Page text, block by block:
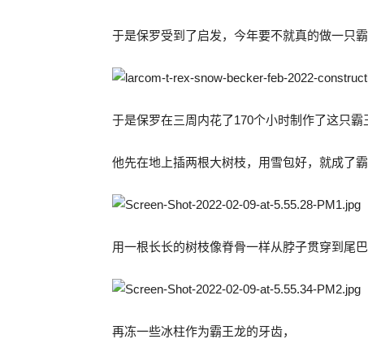
于是保罗受到了启发，今年要不就真的做一只霸
于是保罗在三周内花了170个小时制作了这只霸
他先在地上插两根大树枝，用雪包好，就成了霸
用一根长长的树枝像脊骨一样从脖子贯穿到尾
再冻一些冰柱作为霸王龙的牙齿，